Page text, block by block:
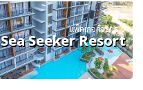
แพ็คเกจทัวร์กระบี่
Sea Seeker Resort